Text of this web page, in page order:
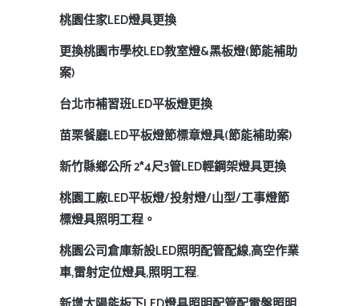
桃園住家LED燈具更換
更換桃園市學校LED教室燈&黑板燈(節能補助
案)
台北市補習班LED平板燈更換
苗栗餐廳LED平板燈節標章燈具(節能補助案)
新竹縣鄉公所 2*4尺3管LED輕鋼架燈具更換
桃園工廠LED平板燈/投射燈/山型/工事燈節
標燈具照明工程。
桃園公司倉庫新設LED照明配管配線,高空作業
車,雷射定位燈具,照明工程.